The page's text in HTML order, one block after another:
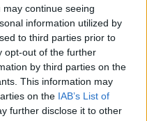
continue seeing
information utilized by
to third parties prior to
opt-out of the further
by third parties on the
This information may
on the IAB’s List of
further disclose it to other
piacerti